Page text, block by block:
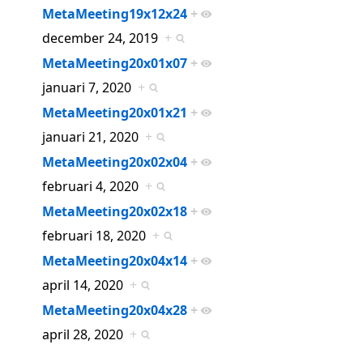
MetaMeeting19x12x24 +
december 24, 2019 +
MetaMeeting20x01x07 +
januari 7, 2020 +
MetaMeeting20x01x21 +
januari 21, 2020 +
MetaMeeting20x02x04 +
februari 4, 2020 +
MetaMeeting20x02x18 +
februari 18, 2020 +
MetaMeeting20x04x14 +
april 14, 2020 +
MetaMeeting20x04x28 +
april 28, 2020 +